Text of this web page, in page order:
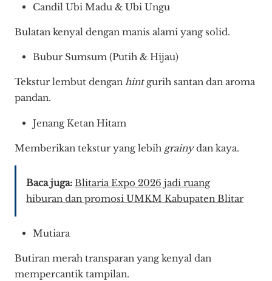
Candil Ubi Madu & Ubi Ungu
Bulatan kenyal dengan manis alami yang solid.
Bubur Sumsum (Putih & Hijau)
Tekstur lembut dengan hintgurih santan dan aroma
pandan.
Jenang Ketan Hitam
Memberikan tekstur yang lebih grainydan kaya.
Baca juga: Blitaria Expo 2026 jadi ruang
hiburan dan promosi UMKM Kabupaten Blitar
Mutiara
Butiran merah transparan yang kenyal dan
mempercantik tampilan.